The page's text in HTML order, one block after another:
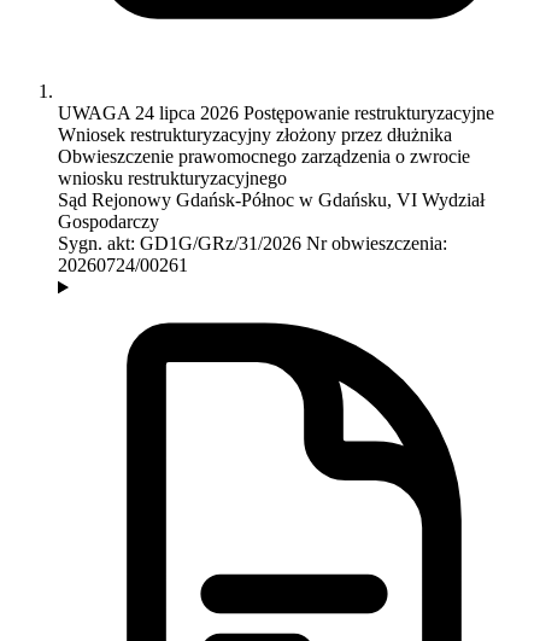
UWAGA 24 lipca 2026 Postępowanie restrukturyzacyjne
Wniosek restrukturyzacyjny złożony przez dłużnika
Obwieszczenie prawomocnego zarządzenia o zwrocie
wniosku restrukturyzacyjnego
Sąd Rejonowy Gdańsk-Północ w Gdańsku, VI Wydział
Gospodarczy
Sygn. akt: GD1G/GRz/31/2026 Nr obwieszczenia:
20260724/00261